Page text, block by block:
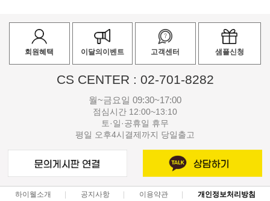
회원혜택 이달의이벤트 고객센터 샘플신청
CS CENTER : 02-701-8282
월~금요일 09:30~17:00
점심시간 12:00~13:10
토·일·공휴일 휴무
평일 오후4시결제까지 당일출고
하이웰소개 공지사항 이용약관 개인정보처리방침